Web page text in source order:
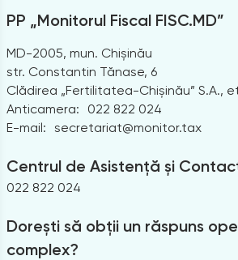
PP „Monitorul Fiscal FISC.MD”
MD-2005, mun. Chișinău
str. Constantin Tănase, 6
Clădirea „Fertilitatea-Chișinău” S.A.,
Anticamera:
022 822 024
E-mail: secretariat@monitor.tax
Centrul de Asistență și
022 822 024
Dorești să obții un răspuns
complex?